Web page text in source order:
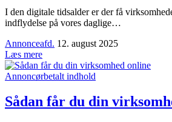
I den digitale tidsalder er der få
indflydelse på vores daglige…
Annonceafd. 12. august 2025
Læs mere
Annoncørbetalt indhold
Sådan får du din